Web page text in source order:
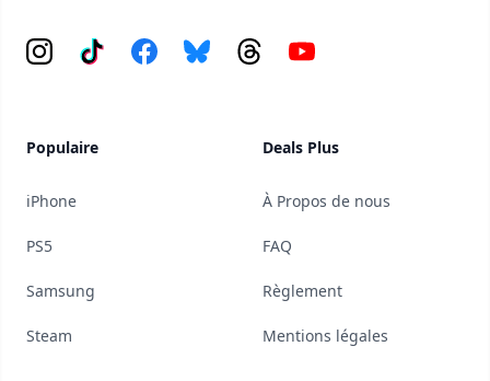
Instagram
Tiktok FacebookBlueskyThreadsYouTube
Populaire
iPhone
PS5
Samsung
Steam
Deals Plus
À Propos de nous
FAQ
Règlement
Mentions légales